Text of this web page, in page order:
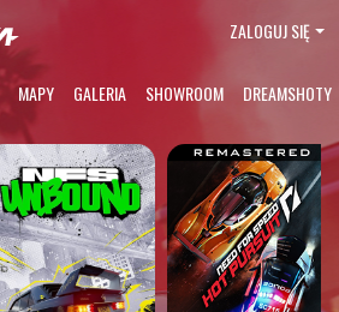
MAPY GALERIA SHOWROOM DREAMSHOTY
ZALOGUJ SIĘ